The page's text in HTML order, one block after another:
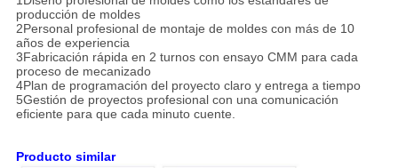
producción de moldes
2Personal profesional de montaje de moldes con más de 10
años de experiencia
3Fabricación rápida en 2 turnos con ensayo CMM para cada
proceso de mecanizado
4Plan de programación del proyecto claro y entrega a tiempo
5Gestión de proyectos profesional con una comunicación
eficiente para que cada minuto cuente.
Producto similar